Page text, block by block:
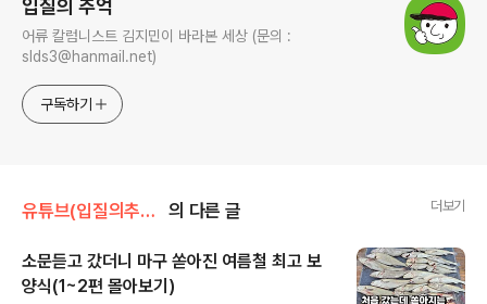
입질의 추억
어류 칼럼니스트 김지민이 바라본 세상 (문의 :
slds3@hanmail.net)
구독하기
유튜브(입질의추억tv) 의 다른 글 더보기
소문듣고 갔더니 마구 쏟아진 여름철 최고 보
양식(1~2편 몰아보기)